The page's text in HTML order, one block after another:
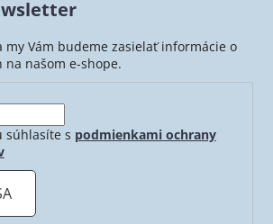
my Vám budeme zasielať informácie o
našom e-shope.
súhlasíte s podmienkami ochrany